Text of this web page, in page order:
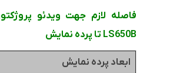
LS650B تا پرده نمایش
ابعاد پرده نمایش